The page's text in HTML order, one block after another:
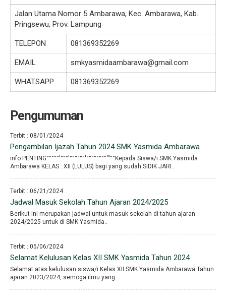
Jalan Utama Nomor 5 Ambarawa, Kec. Ambarawa, Kab.
Pringsewu, Prov. Lampung
TELEPON 081369352269
EMAIL smkyasmidaambarawa@gmail.com
WHATSAPP 081369352269
Pengumuman
Terbit : 08/01/2024
Pengambilan Ijazah Tahun 2024 SMK Yasmida Ambarawa
info PENTING°°°°°′°°°′°°°°°°′°°°°°°°°′′′°°Kepada Siswa/i SMK Yasmida
Ambarawa KELAS : XII (LULUS) bagi yang sudah SIDIK JARI..
Terbit : 06/21/2024
Jadwal Masuk Sekolah Tahun Ajaran 2024/2025
Berikut ini merupakan jadwal untuk masuk sekolah di tahun ajaran
2024/2025 untuk di SMK Yasmida..
Terbit : 05/06/2024
Selamat Kelulusan Kelas XII SMK Yasmida Tahun 2024
Selamat atas kelulusan siswa/i Kelas XII SMK Yasmida Ambarawa Tahun
ajaran 2023/2024, semoga ilmu yang..